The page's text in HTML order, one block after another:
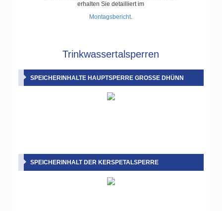
erhalten Sie detailliert im
Montagsbericht
Trinkwassertalsperren
SPEICHERINHALTE HAUPTSPERRE GROSSE DHÜNN
SPEICHERINHALT DER KERSPETALSPERRE